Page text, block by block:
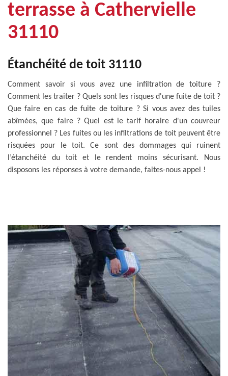
terrasse à Cathervielle
31110
Étanchéité de toit 31110
Comment savoir si vous avez une infiltration de toiture ?
Comment les traiter ? Quels sont les risques d'une fuite de toit ?
Que faire en cas de fuite de toiture ? Si vous avez des tuiles
abîmées, que faire ? Quel est le tarif horaire d'un couvreur
professionnel ? Les fuites ou les infiltrations de toit peuvent être
risquées pour le toit. Ce sont des dommages qui ruinent
l’étanchéité du toit et le rendent moins sécurisant. Nous
disposons les réponses à votre demande, faites-nous appel !